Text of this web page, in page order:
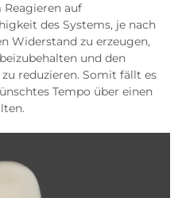
auf
des Systems, je nach
Widerstand zu erzeugen,
und den
reduzieren. Somit fällt es
Tempo über einen